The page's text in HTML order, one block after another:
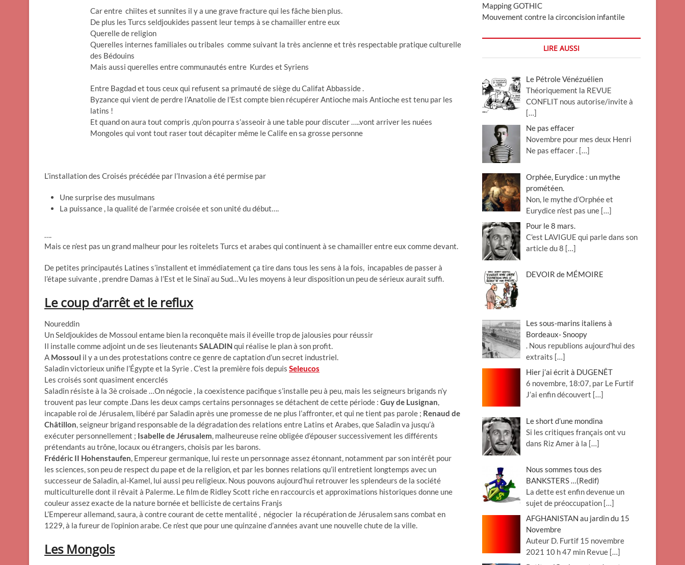
Car entre chiites et sunnites il y a une grave fracture qui les fâche bien plus.
De plus les Turcs seldjoukides passent leur temps à se chamailler entre eux
Querelle de religion
Querelles internes familiales ou tribales comme suivant la très ancienne et très respectable pratique culturelle
des Bédouins
Mais aussi querelles entre communautés entre Kurdes et Syriens
Entre Bagdad et tous ceux qui refusent sa primauté de siège du Califat Abbasside .
Byzance qui vient de perdre l’Anatolie de l’Est compte bien récupérer Antioche mais Antioche est tenu par les
latins !
Et quand on aura tout compris ,qu’on pourra s’asseoir à une table pour discuter …..vont arriver les nuées
Mongoles qui vont tout raser tout décapiter même le Calife en sa grosse personne
L’installation des Croisés précédée par l’Invasion a été permise par
Une surprise des musulmans
La puissance , la qualité de l’armée croisée et son unité du début….
….
Mais ce n’est pas un grand malheur pour les roitelets Turcs et arabes qui continuent à se chamailler entre eux comme devant.
De petites principautés Latines s’installent et immédiatement ça tire dans tous les sens à la fois, incapables de passer à
l’étape suivante , prendre Damas à l’Est et le Sinaï au Sud…Vu les moyens à leur disposition un peu de sérieux aurait suffi.
Le coup d’arrêt et le reflux
Noureddin
Un Seldjoukides de Mossoul entame bien la reconquête mais il éveille trop de jalousies pour réussir
Il installe comme adjoint un de ses lieutenants SALADINqui réalise le plan à son profit.
A Mossoul il y a un des protestations contre ce genre de captation d’un secret industriel.
Saladin victorieux unifie l’Égypte et la Syrie . C’est la première fois depuis Seleucos
Les croisés sont quasiment encerclés
Saladin résiste à la 3è croisade …On négocie , la coexistence pacifique s’installe peu à peu, mais les seigneurs brigands n’y
trouvent pas leur compte .Dans les deux camps certains personnages se détachent de cette période : Guy de Lusignan,
incapable roi de Jérusalem, libéré par Saladin après une promesse de ne plus l’affronter, et qui ne tient pas parole ; Renaud de
Châtillon, seigneur brigand responsable de la dégradation des relations entre Latins et Arabes, que Saladin va jusqu’à
exécuter personnellement ; Isabelle de Jérusalem, malheureuse reine obligée d’épouser successivement les différents
prétendants au trône, locaux ou étrangers, choisis par les barons.
Frédéric II Hohenstaufen, Empereur germanique, lui reste un personnage assez étonnant, notamment par son intérêt pour
les sciences, son peu de respect du pape et de la religion, et par les bonnes relations qu’il entretient longtemps avec un
successeur de Saladin, al-Kamel, lui aussi peu religieux. Nous pouvons aujourd’hui retrouver les splendeurs de la société
multiculturelle dont il rêvait à Palerme. Le film de Ridley Scott riche en raccourcis et approximations historiques donne une
couleur assez exacte de la nature bornée et belliciste de certains Franjs
L’Empereur allemand, saura, à contre courant de cette mentalité , négocier la récupération de Jérusalem sans combat en
1229, à la fureur de l’opinion arabe. Ce n’est que pour une quinzaine d’années avant une nouvelle chute de la ville.
Les Mongols
Mapping GOTHIC
Mouvement contre la circoncision infantile
LIRE AUSSI
Le Pétrole Vénézuélien
Théoriquement la REVUE
CONFLIT nous autorise/invite à
[…]
Ne pas effacer
Novembre pour mes deux Henri
Ne pas effacer . […]
Orphée, Eurydice : un mythe
prométéen.
Non, le mythe d’Orphée et
Eurydice n’est pas une […]
Pour le 8 mars.
C’est LAVIGUE qui parle dans son
article du 8 […]
DEVOIR de MÉMOIRE
Les sous-marins italiens à
Bordeaux- Snoopy
. Nous republions aujourd’hui des
extraits […]
Hier j’ai écrit à DUGENÊT
6 novembre, 18:07, par Le Furtif
J’ai enfin découvert […]
Le short d’une mondina
Si les critiques français ont vu
dans Riz Amer à la […]
Nous sommes tous des
BANKSTERS …(Redif)
La dette est enfin devenue un
sujet de préoccupation […]
AFGHANISTAN au jardin du 15
Novembre
Auteur D. Furtif 15 novembre
2021 10 h 47 min Revue […]